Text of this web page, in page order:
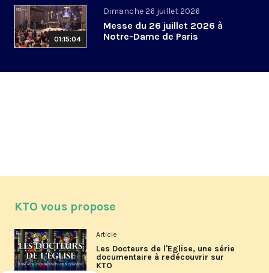
01:15:04
Dimanche 26 juillet 2026
Messe du 26 juillet 2026 à
Notre-Dame de Paris
KTO vous propose
Article
Les Docteurs de l'Église, une série
documentaire à redécouvrir sur
KTO